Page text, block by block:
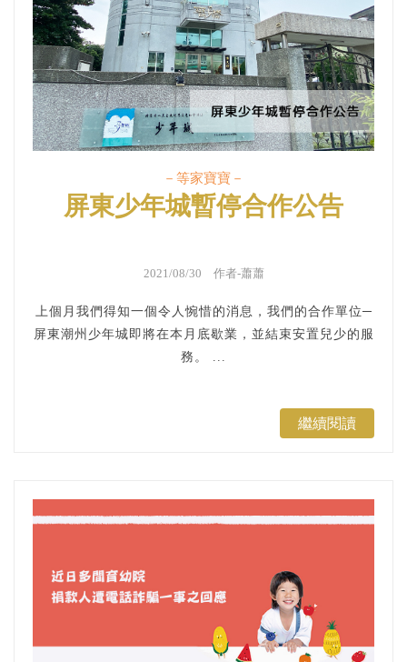
－等家寶寶－
屏東少年城暫停合作公告
2021/08/30 作者-蕭蕭
上個月我們得知一個令人惋惜的消息，我們的合作單位─
屏東潮州少年城即將在本月底歇業，並結束安置兒少的服
務。 ...
繼續閱讀